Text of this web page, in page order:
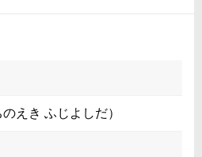
えき ふじよしだ）